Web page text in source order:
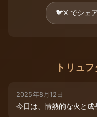
🐦X でシェ
トリュ
2025年8月12日
今日は、情熱的な火と